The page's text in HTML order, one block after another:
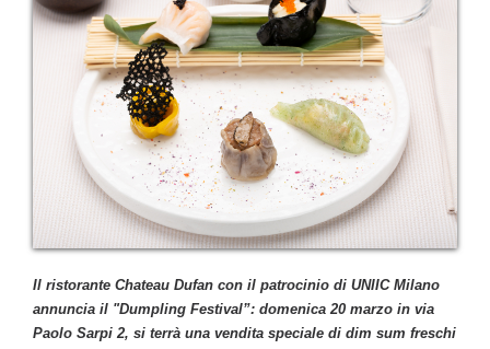
Il ristorante Chateau Dufan con il patrocinio di UNIIC Milano
annuncia il "Dumpling Festival”: domenica 20 marzo in via
Paolo Sarpi 2, si terrà una vendita speciale di dim sum freschi